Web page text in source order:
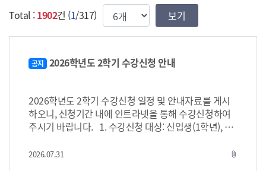
Total :1902건 (1/317) 한번에 보여질 게시물 갯수
공지 2026학년도 2학기 수강신청 안내
2026학년도 2학기 수강신청 일정 및 안내자료를 게시
하오니, 신청기간 내에 인트라넷을 통해 수강신청하여
주시기 바랍니다. 1. 수강신청 대상: 신입생(1학년), 재
2026.08.12.(수) 13:00 ~ 2026.08.14.(금) 24:00 ※
2026.07.31 attach_file